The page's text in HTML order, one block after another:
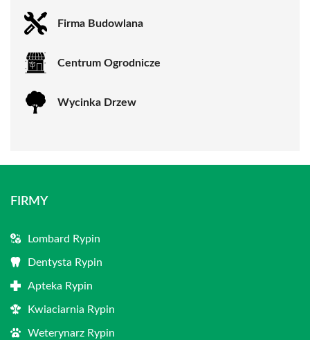
Firma Budowlana
Centrum Ogrodnicze
Wycinka Drzew
FIRMY
Lombard Rypin
Dentysta Rypin
Apteka Rypin
Kwiaciarnia Rypin
Weterynarz Rypin